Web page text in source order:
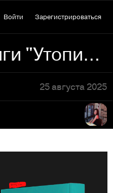
Войти Зарегистрироваться
Обложка книги "Утопия-Авеню" и Дэвида Митчелла
25 августа 2025